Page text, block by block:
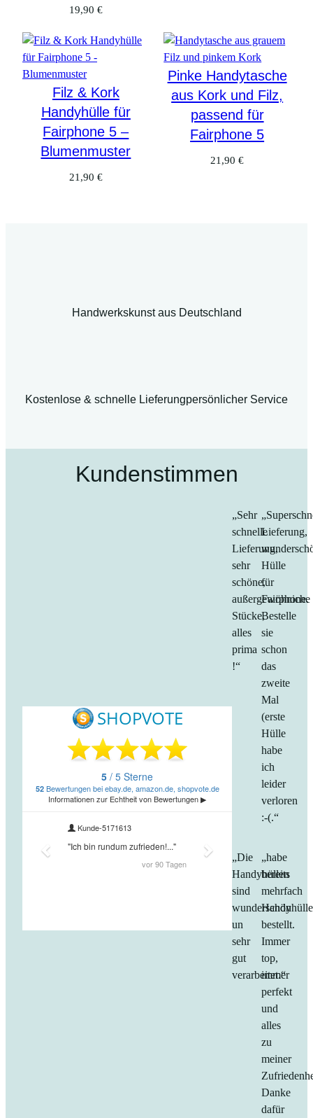
19,90 €
Filz & Kork
Handyhülle für
Fairphone 5 –
Blumenmuster
21,90 €
Pinke Handytasche
aus Kork und Filz,
passend für
Fairphone 5
21,90€
Handwerkskunst aus Deutschland
Kostenlose & schnelle Lieferungpersönlicher Service
Kundenstimmen
„Sehr
schnelle
Lieferung,
sehr
schöne,
außergewöhniche
Stücke,
alles
prima
!“
Lieferung,
Hülle
für
Fairphone.
Bestelle
sie
schon
das
zweite
Mal
(erste
Hülle
habe
ich
leider
verloren
:-(.“
„Die
Handyhüllen
sind
wunderschön
un
sehr
gut
verarbeitet.“
„habe
bereits
mehrfach
bestellt.
Immer
top,
immer
perfekt
und
alles
zu
meiner
Danke
dafür